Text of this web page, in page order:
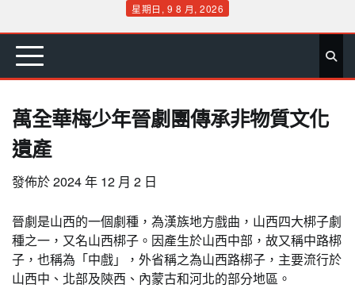
content
星期日, 9 8 月, 2026
首 要 娛 生 社 文 公 運 旅 政 地 專
萬全華梅少年晉劇團傳承非物質文化
遺產
發佈於2024 年 12 月 2 日
晉劇是山西的一個劇種，為漢族地方戲曲，山西四大梆子劇
種之一，又名山西梆子。因產生於山西中部，故又稱中路梆
子，也稱為「中戲」，外省稱之為山西路梆子，主要流行於
山西中、北部及陝西、內蒙古和河北的部分地區。